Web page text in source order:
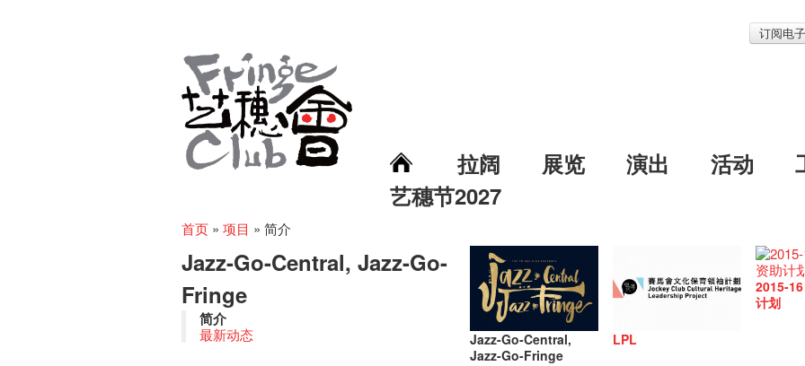
订阅电
拉阔 展览 演出 活动
艺穗节2027
首页 » 项目 » 简介
Jazz-Go-Central,
Jazz-Go-Fringe
LPL
2015-
计划
Jazz-Go-Central, Jazz-Go-
Fringe
简介
最新动态